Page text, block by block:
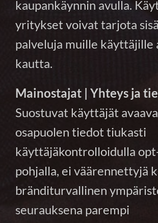
kaupankäynnin avulla.
yritykset voivat tarjota
palveluja muille käyttäjille
kautta.
Mainostajat | Yhteys ja
Suostuvat käyttäjät
osapuolen tiedot tiukasti
käyttäjäkontrolloidulla
pohjalla, ei väärennettyjä
bränditurvallinen
seurauksena parempi